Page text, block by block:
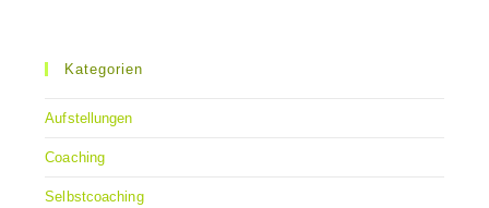
Kategorien
Aufstellungen
Coaching
Selbstcoaching